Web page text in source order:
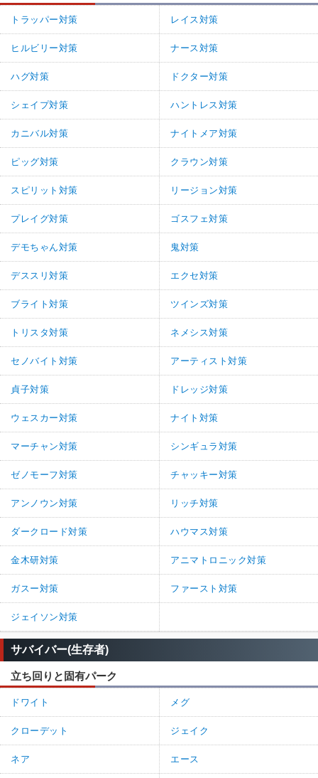
トラッパー対策 レイス対策
ヒルビリー対策 ナース対策
ハグ対策 ドクター対策
シェイプ対策 ハントレス対策
カニバル対策 ナイトメア対策
ピッグ対策 クラウン対策
スピリット対策 リージョン対策
プレイグ対策 ゴスフェ対策
デモちゃん対策 鬼対策
デススリ対策 エクセ対策
ブライト対策 ツインズ対策
トリスタ対策 ネメシス対策
セノバイト対策 アーティスト対策
貞子対策 ドレッジ対策
ウェスカー対策 ナイト対策
マーチャン対策 シンギュラ対策
ゼノモーフ対策 チャッキー対策
アンノウン対策 リッチ対策
ダークロード対策 ハウマス対策
金木研対策 アニマトロニック対策
ガスー対策 ファースト対策
ジェイソン対策
サバイバー(生存者)
立ち回りと固有パーク
ドワイト メグ
クローデット ジェイク
ネア エース